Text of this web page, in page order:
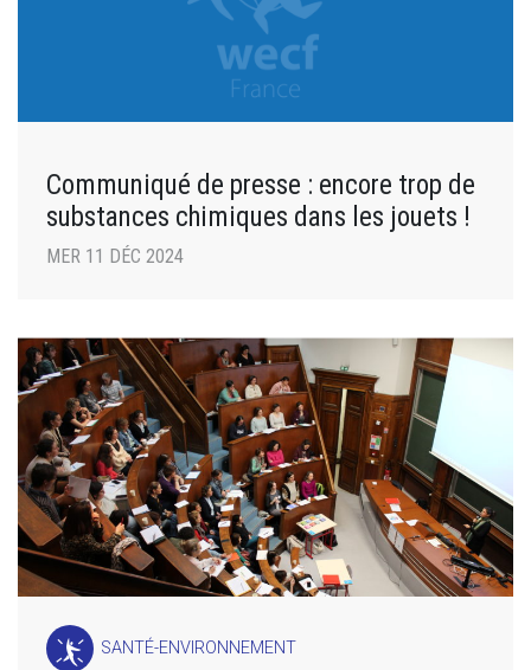
Communiqué de presse : encore trop de
substances chimiques dans les jouets !
MER 11 DÉC 2024
SANTÉ-ENVIRONNEMENT